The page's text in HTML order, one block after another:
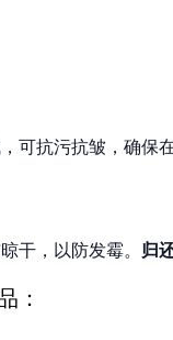
可抗污抗皱，确保
干，以防发霉。 归
：